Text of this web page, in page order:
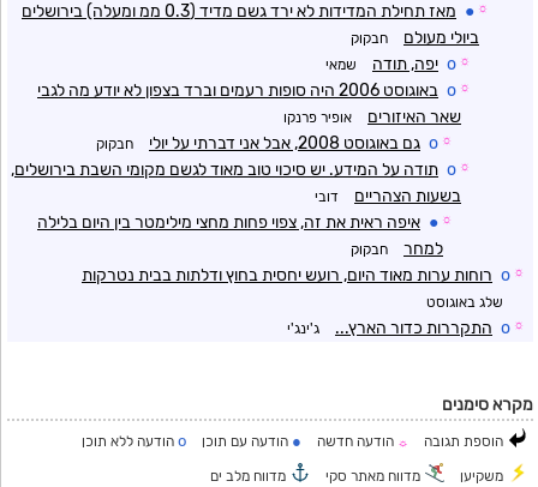
☼
●
מאז תחילת המדידות לא ירד גשם מדיד (0.3 ממ ומעלה) בירושלים
ביולי מעולם
חבקוק
☼
o יפה, תודה שמאי
☼
o
באוגוסט 2006 היה סופות רעמים וברד בצפון לא יודע מה לגבי
שאר האיזורים
אופיר פרנקו
☼
o גם באוגוסט 2008, אבל אני דברתי על יולי חבקוק
☼
o תודה על המידע. יש סיכוי טוב מאוד לגשם מקומי השבת בירושלים,
בשעות הצהריים
דובי
☼
● איפה ראית את זה, צפוי פחות מחצי מילימטר בין היום בלילה
למחר
חבקוק
☼
o רוחות ערות מאוד היום, רועש יחסית בחוץ ודלתות בבית נטרקות
שלג באוגוסט
☼
o התקררות כדור הארץ... ג'ינג'י
מקרא סימנים
הוספת תגובה ☼ הודעה חדשה ● הודעה עם תוכן o הודעה ללא תוכן
משקיען מדווח מאתר סקי
מדווח מלב ים